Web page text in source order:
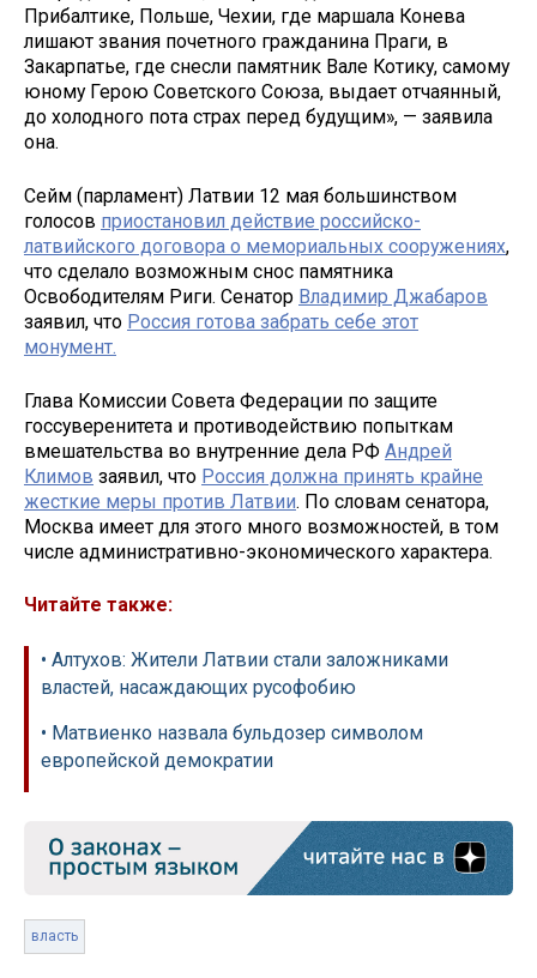
Прибалтике, Польше, Чехии, где маршала Конева
лишают звания почетного гражданина Праги, в
Закарпатье, где снесли памятник Вале Котику, самому
юному Герою Советского Союза, выдает отчаянный,
до холодного пота страх перед будущим», — заявила
она.
Сейм (парламент) Латвии 12 мая большинством
голосов приостановил действие российско-
латвийского договора о мемориальных сооружениях,
что сделало возможным снос памятника
Освободителям Риги. Сенатор Владимир Джабаров
заявил, что Россия готова забрать себе этот
монумент.
Глава Комиссии Совета Федерации по защите
госсуверенитета и противодействию попыткам
вмешательства во внутренние дела РФ Андрей
Климов заявил, что Россия должна принять крайне
жесткие меры против Латвии. По словам сенатора,
Москва имеет для этого много возможностей, в том
числе административно-экономического характера.
Читайте также:
• Алтухов: Жители Латвии стали заложниками
властей, насаждающих русофобию
• Матвиенко назвала бульдозер символом
европейской демократии
власть